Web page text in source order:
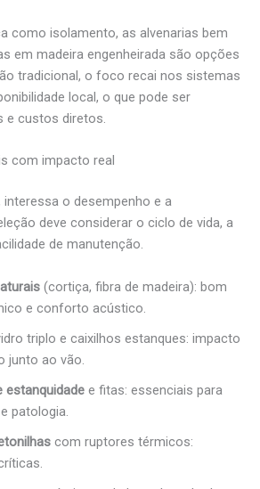
como isolamento, as alvenarias bem
em madeira engenheirada são opções
tradicional, o foco recai nos sistemas
local, o que pode ser
e custos diretos.
com impacto real
interessa o desempenho e a
deve considerar o ciclo de vida, a
de manutenção.
(cortiça, fibra de madeira): bom
e conforto acústico.
triplo e caixilhos estanques: impacto
junto ao vão.
estanquidadee fitas: essenciais para
patologia.
com ruptores térmicos: